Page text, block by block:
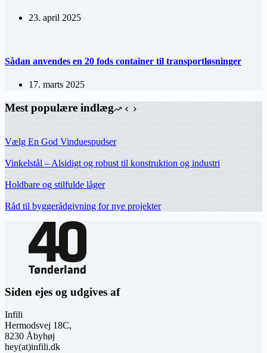
23. april 2025
Sådan anvendes en 20 fods container til transportløsninger
17. marts 2025
Mest populære indlæg
Vælg En God Vinduespudser
Vinkelstål – Alsidigt og robust til konstruktion og industri
Holdbare og stilfulde låger
Råd til byggerådgivning for nye projekter
Siden ejes og udgives af
Infili
Hermodsvej 18C,
8230 Åbyhøj
hey(at)infili.dk